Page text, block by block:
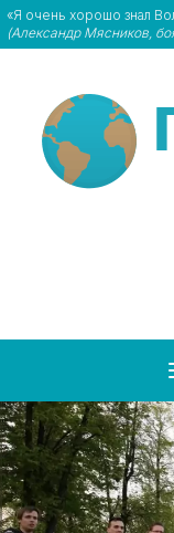
«Я очень хорошо знал
(Александр Мясников,